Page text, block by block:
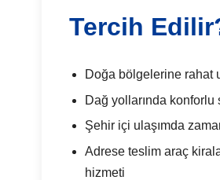
Tercih
Doğa bölgelerine rahat
Dağ yollarında konforlu
Şehir içi ulaşımda
Adrese teslim araç
hizmeti